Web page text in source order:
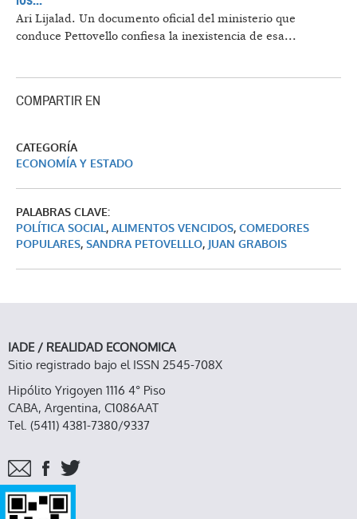
Ari Lijalad. Un documento oficial del ministerio que
conduce Pettovello confiesa la inexistencia de esa...
COMPARTIR EN
CATEGORÍA
ECONOMÍA Y ESTADO
PALABRAS CLAVE:
POLÍTICA SOCIAL, ALIMENTOS VENCIDOS, COMEDORES
POPULARES, SANDRA PETOVELLLO, JUAN GRABOIS
IADE / REALIDAD ECONOMICA
Sitio registrado bajo el ISSN 2545-708X
Hipólito Yrigoyen 1116 4° Piso
CABA, Argentina, C1086AAT
Tel. (5411) 4381-7380/9337